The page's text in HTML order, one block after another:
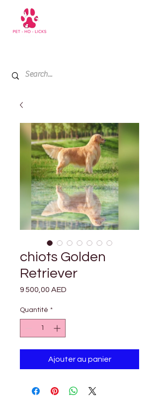
chiots Golden
Retriever
9 500,00 AED
Quantité *
Ajouter au panier